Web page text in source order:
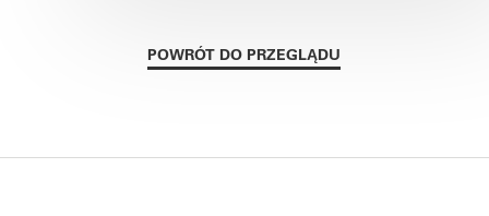
POWRÓT DO PRZEGLĄDU